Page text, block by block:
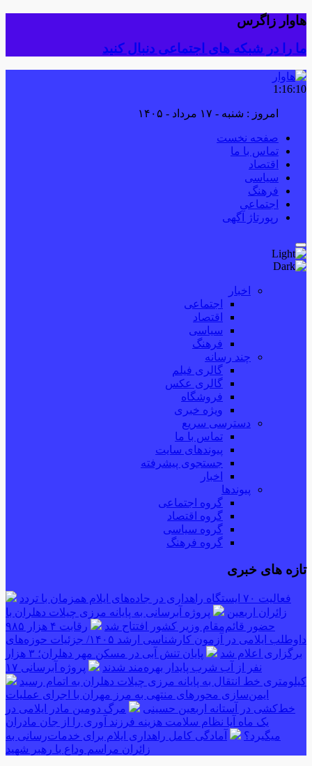
هاوار زاگرس
ما را در شبکه های اجتماعی دنبال کنید
1:16:10
امروز : شنبه - ۱۷ مرداد - ۱۴۰۵
صفحه نخست
تماس با ما
اقتصاد
سیاسی
فرهنگ
اجتماعی
رپورتاژ آگهی
اخبار
اجتماعی
اقتصاد
سیاسی
فرهنگ
چند رسانه
گالری فیلم
گالری عکس
فروشگاه
ویژه خبری
دسترسی سریع
تماس با ما
پیوندهای سایت
جستجوی پیشرفته
اخبار
پیوندها
گروه اجتماعی
گروه اقتصاد
گروه سیاسی
گروه فرهنگ
تازه های خبری
فعالیت ۷۰ ایستگاه راهداری در جاده‌های ایلام همزمان با تردد
زائران اربعین
پروژه آبرسانی به پایانه مرزی چیلات دهلران با
حضور قائم‌مقام وزیر کشور افتتاح شد
رقابت ۴ هزار ۹۸۵
داوطلب ایلامی در آزمون کارشناسی ارشد ۱۴۰۵/ جزئیات حوزه‌های
برگزاری اعلام شد
پایان تنش آبی در مسکن مهر دهلران؛ ۳ هزار
نفر از آب شرب پایدار بهره‌مند شدند
پروژه آبرسانی ۱۷
کیلومتری خط انتقال به پایانه مرزی چیلات دهلران به اتمام رسید
ایمن‌سازی محورهای منتهی به مرز مهران با اجرای عملیات
خط‌کشی در آستانه اربعین حسینی
مرگ دومین مادر ایلامی در
یک ماه آیا نظام سلامت هزینه فرزند آوری را از جان مادران
میگیرد؟
آمادگی کامل راهداری ایلام برای خدمات‌رسانی به
زائران مراسم وداع با رهبر شهید